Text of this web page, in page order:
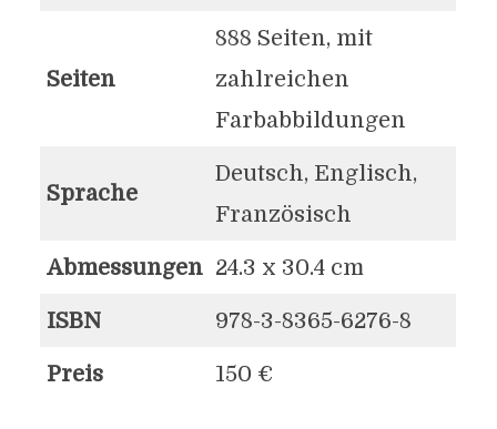
Seiten
888 Seiten, mit
zahlreichen
Farbabbildungen
Sprache
Deutsch, Englisch,
Französisch
Abmessungen 24.3 x 30.4 cm
ISBN 978-3-8365-6276-8
Preis 150 €